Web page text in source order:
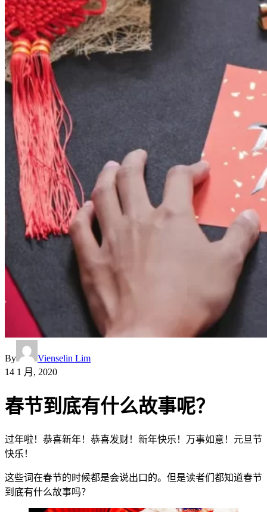
By
Vienselin Lim
14 1 月, 2020
春节到底有什么故事呢？
过年啦！恭喜新年！恭喜发财！新年快乐！万事如意！元旦节
快乐！
这些词在春节的时候都是会说出口的。但是读者们都知道春节
到底有什么故事吗？